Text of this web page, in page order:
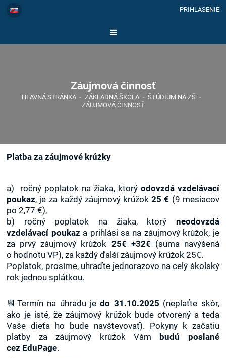
PRIHLÁSENIE
Záujmová činnosť
HLAVNÁ STRÁNKA - ZÁKLADNÁ ŠKOLA - ŠTÚDIUM NA ZŠ -
ZÁUJMOVÁ ČINNOSŤ
Platba za záujmové krúžky
a) ročný poplatok na žiaka, ktorý odovzdá vzdelávací
poukaz, je za každý záujmový krúžok25 € (9 mesiacov
po 2,77 €),
b) ročný poplatok na žiaka, ktorý neodovzdá
vzdelávací poukaz a prihlási sa na záujmový krúžok, je
za prvý záujmový krúžok 25€ +32€ (suma navýšená
o hodnotu VP), za každý ďalší záujmový krúžok 25€.
Poplatok, prosíme, uhraďte jednorazovo na celý školský
rok jednou splátkou.
📆Termín na úhradu jedo 31.10.2025 (neplaťte skôr,
ako je isté, že záujmový krúžok bude otvorený a teda
Vaše dieťa ho bude navštevovať). Pokyny k začatiu
platby za záujmový krúžok Vám budú poslané
cez EduPage.